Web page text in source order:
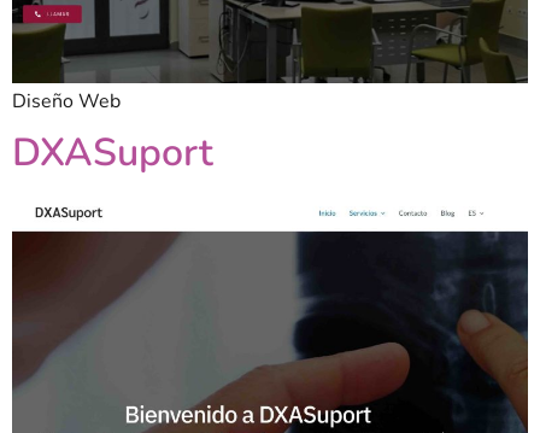
Diseño Web
DXASuport